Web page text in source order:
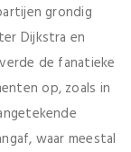
grondig
Dijkstra en
de fanatieke
op, zoals in
waar meestal